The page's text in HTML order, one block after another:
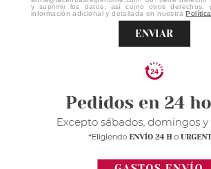
y suprimir los datos, así como otros derechos,
información adicional y detallada en nuestra
ENVIAR